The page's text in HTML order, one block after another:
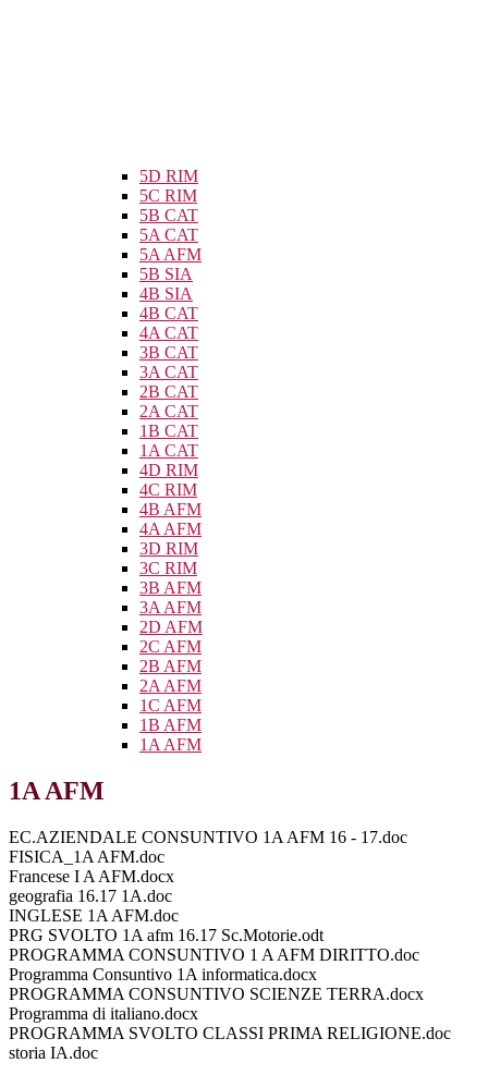
5D RIM
5C RIM
5B CAT
5A CAT
5A AFM
5B SIA
4B SIA
4B CAT
4A CAT
3B CAT
3A CAT
2B CAT
2A CAT
1B CAT
1A CAT
4D RIM
4C RIM
4B AFM
4A AFM
3D RIM
3C RIM
3B AFM
3A AFM
2D AFM
2C AFM
2B AFM
2A AFM
1C AFM
1B AFM
1A AFM
1A AFM
EC.AZIENDALE CONSUNTIVO 1A AFM 16 - 17.doc
FISICA_1A AFM.doc
Francese I A AFM.docx
geografia 16.17 1A.doc
INGLESE 1A AFM.doc
PRG SVOLTO 1A afm 16.17 Sc.Motorie.odt
PROGRAMMA CONSUNTIVO 1 A AFM DIRITTO.doc
Programma Consuntivo 1A informatica.docx
PROGRAMMA CONSUNTIVO SCIENZE TERRA.docx
Programma di italiano.docx
PROGRAMMA SVOLTO CLASSI PRIMA RELIGIONE.doc
storia IA.doc